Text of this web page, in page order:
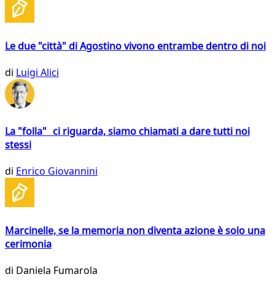
Le due "città" di Agostino vivono entrambe dentro di noi
di Luigi Alici
La "folla" ci riguarda, siamo chiamati a dare tutti noi
stessi
di Enrico Giovannini
Marcinelle, se la memoria non diventa azione è solo una
cerimonia
di Daniela Fumarola